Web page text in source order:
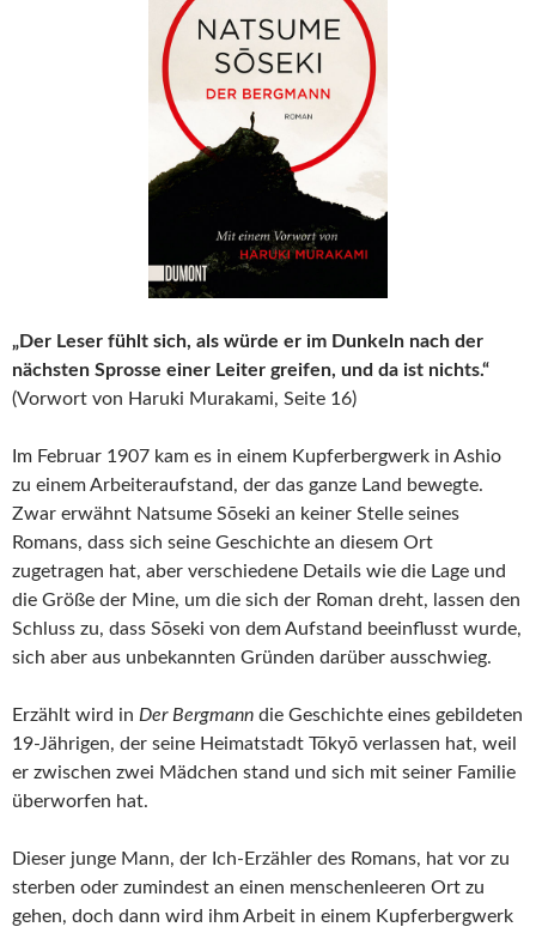
„Der Leser fühlt sich, als würde er im Dunkeln nach der
nächsten Sprosse einer Leiter greifen, und da ist nichts.“
(Vorwort von Haruki Murakami, Seite 16)
Im Februar 1907 kam es in einem Kupferbergwerk in Ashio
zu einem Arbeiteraufstand, der das ganze Land bewegte.
Zwar erwähnt Natsume Sōseki an keiner Stelle seines
Romans, dass sich seine Geschichte an diesem Ort
zugetragen hat, aber verschiedene Details wie die Lage und
die Größe der Mine, um die sich der Roman dreht, lassen den
Schluss zu, dass Sōseki von dem Aufstand beeinflusst wurde,
sich aber aus unbekannten Gründen darüber ausschwieg.
Erzählt wird in Der Bergmann die Geschichte eines gebildeten
19-Jährigen, der seine Heimatstadt Tōkyō verlassen hat, weil
er zwischen zwei Mädchen stand und sich mit seiner Familie
überworfen hat.
Dieser junge Mann, der Ich-Erzähler des Romans, hat vor zu
sterben oder zumindest an einen menschenleeren Ort zu
gehen, doch dann wird ihm Arbeit in einem Kupferbergwerk